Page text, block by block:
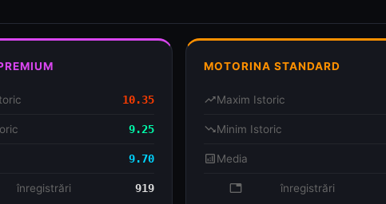
10.35
9.25
9.70
înregistrări 919
MOTORINA STANDARD
trending_upMaxim Istoric
trending_downMinim Istoric
analyticsMedia
database înregistrări